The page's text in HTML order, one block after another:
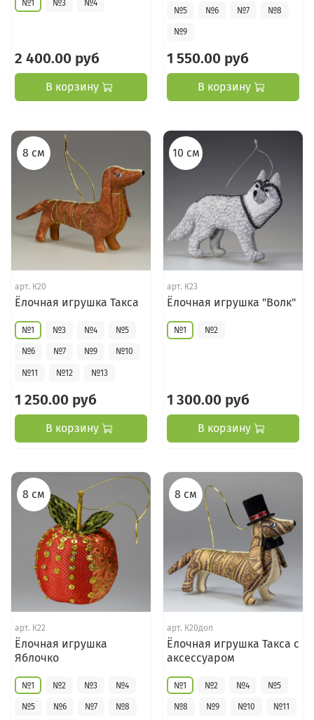
№1 №3 №4
2 400.00 руб
В корзину
№5 №6 №7 №8
№9
1 550.00 руб
В корзину
8 см
арт. К20
Ёлочная игрушка Такса
№1 №3 №4 №5
№6 №7 №9 №10
№11 №12 №13
1 250.00 руб
В корзину
10 см
арт. К23
Ёлочная игрушка "Волк"
№1 №2
1 300.00 руб
В корзину
8 см
арт. К22
Ёлочная игрушка
Яблочко
№1 №2 №3 №4
№5 №6 №7 №8
8 см
арт. К20доп
Ёлочная игрушка Такса с
аксессуаром
№1 №2 №4 №5
№8 №9 №10 №11